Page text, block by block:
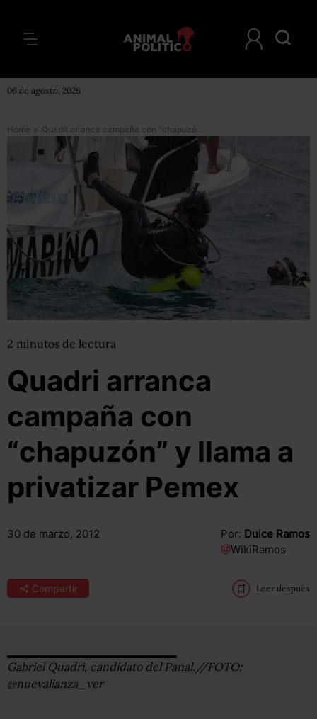
06 de agosto, 2026
Home > Quadri arranca campaña con “chapuzón” y llama a privatizar Pemex
2 minutos de lectura
Quadri arranca
campaña con
“chapuzón” y llama a
privatizar Pemex
30 de marzo, 2012 Por: Dulce Ramos
@WikiRamos
Compartir Leer después
Gabriel Quadri, candidato del Panal.//FOTO:
@nuevalianza_ver